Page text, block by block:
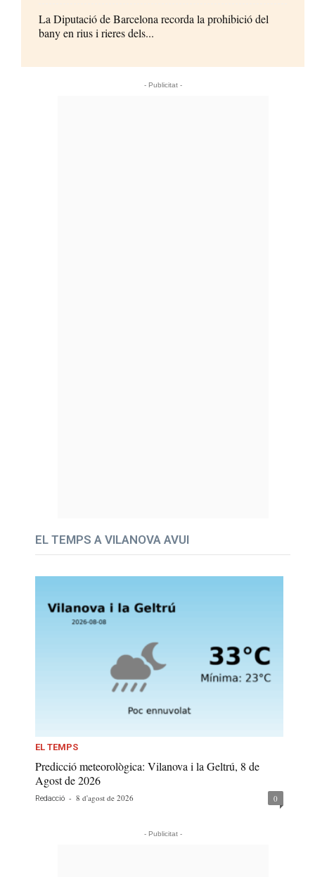
La Diputació de Barcelona recorda la prohibició del
bany en rius i rieres dels...
- Publicitat -
EL TEMPS A VILANOVA AVUI
EL TEMPS
Predicció meteorològica: Vilanova i la Geltrú, 8 de
Agost de 2026
Redacció - 8 d'agost de 2026 0
- Publicitat -